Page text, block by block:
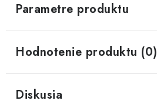
Parametre produktu
Hodnotenie produktu (0)
Diskusia